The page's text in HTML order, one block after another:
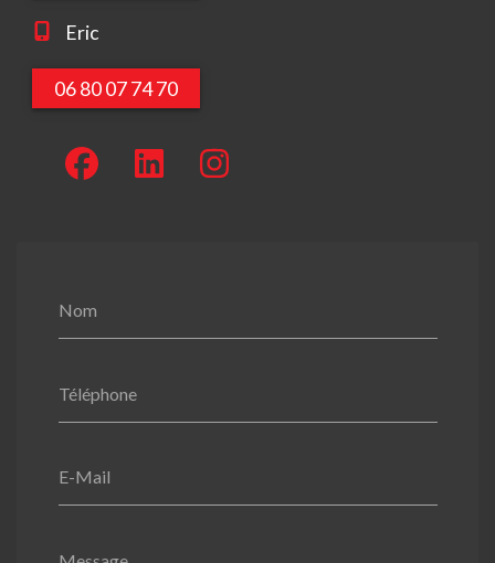
Nom
Téléphone
E-Mail
Eric
06 80 07 74 70